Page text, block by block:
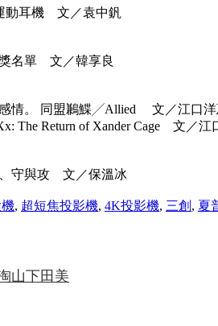
動耳機 文／袁中釩
獎名單 文／韓享良
感情。 同盟鶼鰈╱Allied 文／江口
The Return of Xander Cage 文／江
守與攻 文／保溫冰
, 超短焦投影機, 4K投影機, 三創 , 夏
山下田美